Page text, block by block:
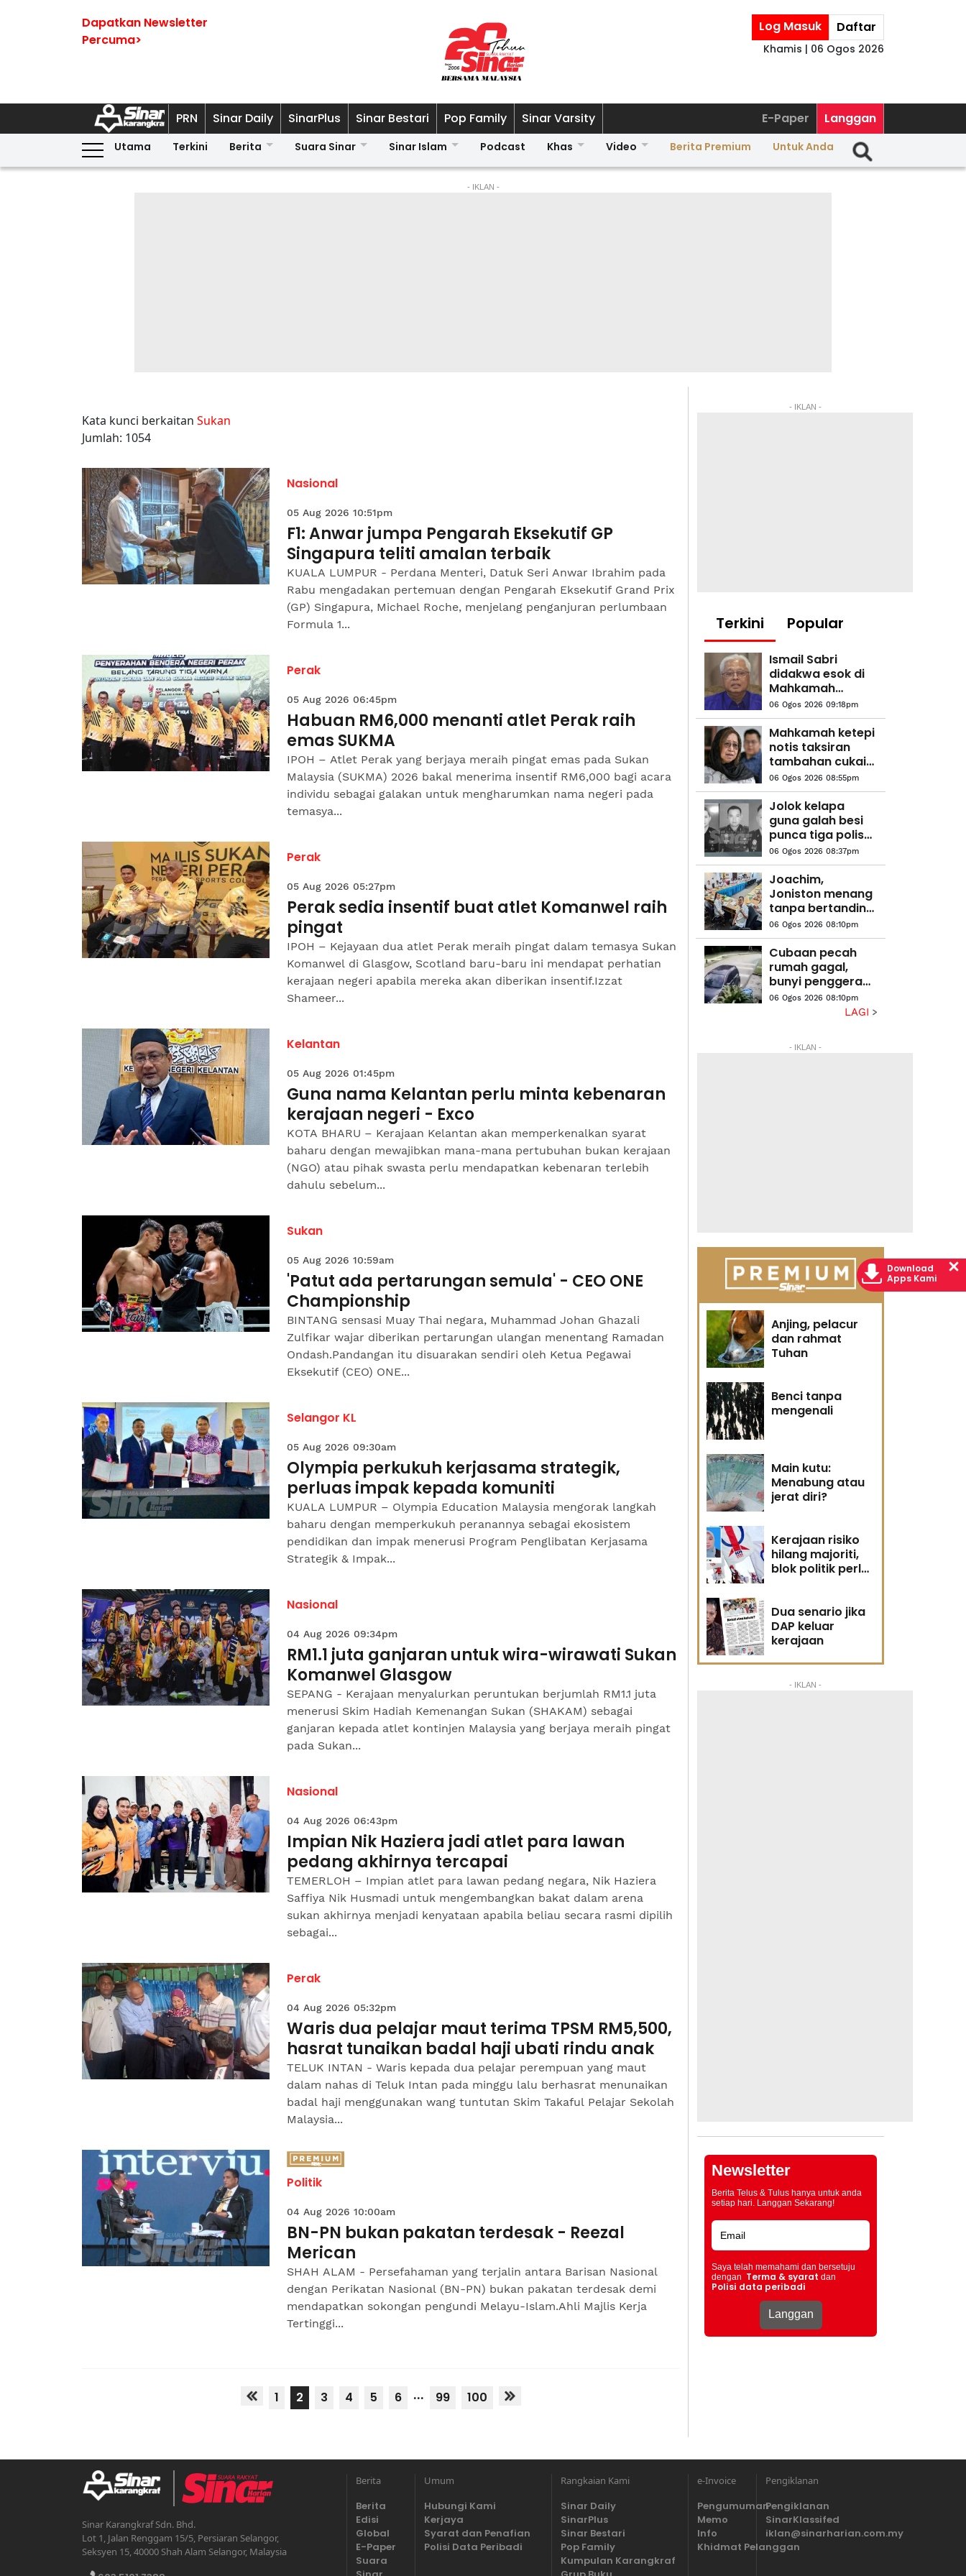
Dapatkan Newsletter
Percuma>
Log Masuk Daftar
Khamis | 06 Ogos 2026
PRN Sinar Daily SinarPlus Sinar Bestari Pop Family Sinar Varsity E-Paper Langgan
Utama Terkini Berita Suara Sinar Sinar Islam Podcast Khas Video Berita Premium Untuk Anda
- IKLAN -
Kata kunci berkaitan Sukan
Jumlah: 1054
Nasional
05 Aug 2026 10:51pm
F1: Anwar jumpa Pengarah Eksekutif GP
Singapura teliti amalan terbaik
KUALA LUMPUR - Perdana Menteri, Datuk Seri Anwar Ibrahim pada
Rabu mengadakan pertemuan dengan Pengarah Eksekutif Grand Prix
(GP) Singapura, Michael Roche, menjelang penganjuran perlumbaan
Formula 1...
Perak
05 Aug 2026 06:45pm
Habuan RM6,000 menanti atlet Perak raih
emas SUKMA
IPOH – Atlet Perak yang berjaya meraih pingat emas pada Sukan
Malaysia (SUKMA) 2026 bakal menerima insentif RM6,000 bagi acara
individu sebagai galakan untuk mengharumkan nama negeri pada
temasya...
Perak
05 Aug 2026 05:27pm
Perak sedia insentif buat atlet Komanwel raih
pingat
IPOH – Kejayaan dua atlet Perak meraih pingat dalam temasya Sukan
Komanwel di Glasgow, Scotland baru-baru ini mendapat perhatian
kerajaan negeri apabila mereka akan diberikan insentif.Izzat
Shameer...
Kelantan
05 Aug 2026 01:45pm
Guna nama Kelantan perlu minta kebenaran
kerajaan negeri - Exco
KOTA BHARU – Kerajaan Kelantan akan memperkenalkan syarat
baharu dengan mewajibkan mana-mana pertubuhan bukan kerajaan
(NGO) atau pihak swasta perlu mendapatkan kebenaran terlebih
dahulu sebelum...
Sukan
05 Aug 2026 10:59am
'Patut ada pertarungan semula' - CEO ONE
Championship
BINTANG sensasi Muay Thai negara, Muhammad Johan Ghazali
Zulfikar wajar diberikan pertarungan ulangan menentang Ramadan
Ondash.Pandangan itu disuarakan sendiri oleh Ketua Pegawai
Eksekutif (CEO) ONE...
Selangor KL
05 Aug 2026 09:30am
Olympia perkukuh kerjasama strategik,
perluas impak kepada komuniti
KUALA LUMPUR – Olympia Education Malaysia mengorak langkah
baharu dengan memperkukuh peranannya sebagai ekosistem
pendidikan dan impak menerusi Program Penglibatan Kerjasama
Strategik & Impak...
Nasional
04 Aug 2026 09:34pm
RM1.1 juta ganjaran untuk wira-wirawati Sukan
Komanwel Glasgow
SEPANG - Kerajaan menyalurkan peruntukan berjumlah RM1.1 juta
menerusi Skim Hadiah Kemenangan Sukan (SHAKAM) sebagai
ganjaran kepada atlet kontinjen Malaysia yang berjaya meraih pingat
pada Sukan...
Nasional
04 Aug 2026 06:43pm
Impian Nik Haziera jadi atlet para lawan
pedang akhirnya tercapai
TEMERLOH – Impian atlet para lawan pedang negara, Nik Haziera
Saffiya Nik Husmadi untuk mengembangkan bakat dalam arena
sukan akhirnya menjadi kenyataan apabila beliau secara rasmi dipilih
sebagai...
Perak
04 Aug 2026 05:32pm
Waris dua pelajar maut terima TPSM RM5,500,
hasrat tunaikan badal haji ubati rindu anak
TELUK INTAN - Waris kepada dua pelajar perempuan yang maut
dalam nahas di Teluk Intan pada minggu lalu berhasrat menunaikan
badal haji menggunakan wang tuntutan Skim Takaful Pelajar Sekolah
Malaysia...
Politik
04 Aug 2026 10:00am
BN-PN bukan pakatan terdesak - Reezal
Merican
SHAH ALAM - Persefahaman yang terjalin antara Barisan Nasional
dengan Perikatan Nasional (BN-PN) bukan pakatan terdesak demi
mendapatkan sokongan pengundi Melayu-Islam.Ahli Majlis Kerja
Tertinggi...
1 2 3 4 5 6 ... 99 100
- IKLAN -
Terkini Popular
Ismail Sabri
didakwa esok di
Mahkamah
Sesyen Kuala
Lumpur
06 Ogos 2026 09:18pm
Mahkamah ketepi
notis taksiran
tambahan cukai
RM313.8 juta
terhadap Na'imah
06 Ogos 2026 08:55pm
Jolok kelapa
guna galah besi
punca tiga polis
maut terkena
renjatan elektrik
06 Ogos 2026 08:37pm
Joachim,
Joniston menang
tanpa bertanding
Presiden,
Timbalan
Presiden PBS
06 Ogos 2026 08:10pm
Cubaan pecah
rumah gagal,
bunyi penggera
kejutkan penghuni
06 Ogos 2026 08:10pm
LAGI
- IKLAN -
Anjing, pelacur
dan rahmat
Tuhan
Benci tanpa
mengenali
Main kutu:
Menabung atau
jerat diri?
Kerajaan risiko
hilang majoriti,
blok politik perlu
Dua senario jika
DAP keluar
kerajaan
- IKLAN -
Newsletter
Berita Telus & Tulus hanya untuk anda
setiap hari. Langgan Sekarang!
Saya telah memahami dan bersetuju
dengan Terma & syarat dan
Polisi data peribadi
Sinar Karangkraf Sdn. Bhd.
Lot 1, Jalan Renggam 15/5, Persiaran Selangor,
Seksyen 15, 40000 Shah Alam Selangor, Malaysia
Berita
Berita
Edisi
Global
E-Paper
Suara
Umum
Hubungi Kami
Kerjaya
Syarat dan Penafian
Polisi Data Peribadi
Rangkaian Kami
Sinar Daily
SinarPlus
Sinar Bestari
Pop Family
Kumpulan Karangkraf
e-Invoice
Pengumuman
Memo
Info
Khidmat Pelanggan
Pengiklanan
Pengiklanan
SinarKlassifed
iklan@sinarharian.com.my
Download
Apps Kami